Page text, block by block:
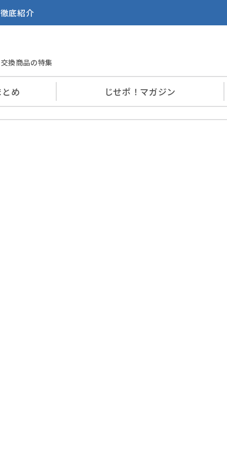
底紹介
交換商品の特集
め じせポ！ マガジン